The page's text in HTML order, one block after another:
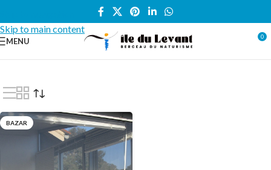
Skip to main content
MENU 0
Accueil Locations vacances BUNGALOW/Bazar
BAZAR